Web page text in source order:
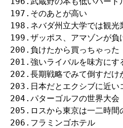
197.そのあとが高い
198.ネバダ州立大学では観光
199.ザッポス、アマゾンが負
200.負けたから買っちゃった
201.強いライバルを味方にす
202.長期戦略でみて倒すだけ
203.日本だとエクシブに近い
204.パターゴルフの世界大会
205.ロスから東京は一二時間
206.フラミンゴホテル